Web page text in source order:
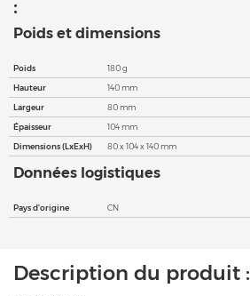
:
Poids et dimensions
Poids
180 g
Hauteur
140 mm
Largeur
80 mm
Épaisseur
104 mm
Dimensions (LxExH)
80 x 104 x 140 mm
Données logistiques
Pays d'origine CN
Description du produit :